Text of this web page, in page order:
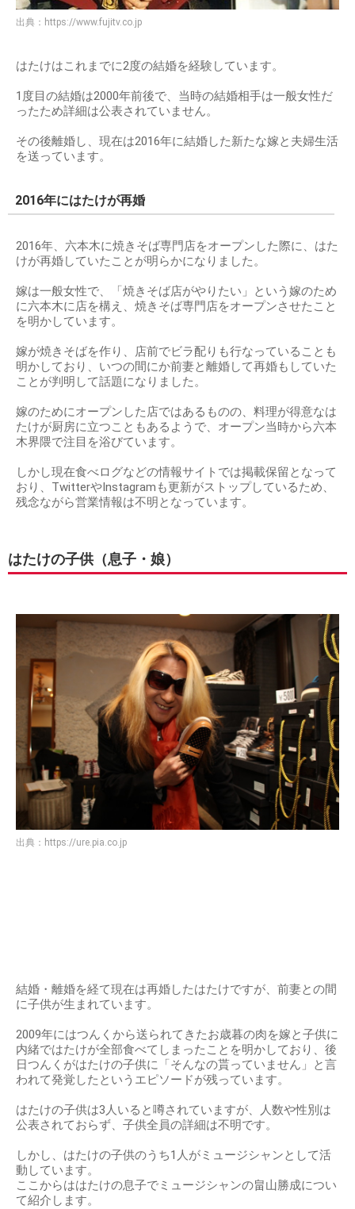
出典： https://www.fujitv.co.jp
はたけはこれまでに2度の結婚を経験しています。
1度目の結婚は2000年前後で、当時の結婚相手は一般女性だ
ったため詳細は公表されていません。
その後離婚し、現在は2016年に結婚した新たな嫁と夫婦生活
を送っています。
2016年にはたけが再婚
2016年、六本木に焼きそば専門店をオープンした際に、はた
けが再婚していたことが明らかになりました。
嫁は一般女性で、「焼きそば店がやりたい」という嫁のため
に六本木に店を構え、焼きそば専門店をオープンさせたこと
を明かしています。
嫁が焼きそばを作り、店前でビラ配りも行なっていることも
明かしており、いつの間にか前妻と離婚して再婚もしていた
ことが判明して話題になりました。
嫁のためにオープンした店ではあるものの、料理が得意なは
たけが厨房に立つこともあるようで、オープン当時から六本
木界隈で注目を浴びています。
しかし現在食べログなどの情報サイトでは掲載保留となって
おり、TwitterやInstagramも更新がストップしているため、
残念ながら営業情報は不明となっています。
はたけの子供（息子・娘）
出典： https://ure.pia.co.jp
結婚・離婚を経て現在は再婚したはたけですが、前妻との間
に子供が生まれています。
2009年にはつんくから送られてきたお歳暮の肉を嫁と子供に
内緒ではたけが全部食べてしまったことを明かしており、後
日つんくがはたけの子供に「そんなの貰っていません」と言
われて発覚したというエピソードが残っています。
はたけの子供は3人いると噂されていますが、人数や性別は
公表されておらず、子供全員の詳細は不明です。
しかし、はたけの子供のうち1人がミュージシャンとして活
動しています。
ここからははたけの息子でミュージシャンの畠山勝成につい
て紹介します。